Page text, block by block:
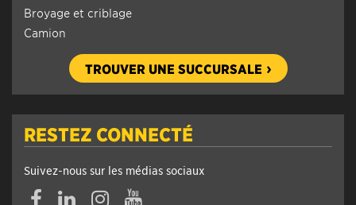
RESTEZ CONNECTÉ
Suivez-nous sur les médias sociaux
Inscrivez-vous pour recevoir des offres et des promotions